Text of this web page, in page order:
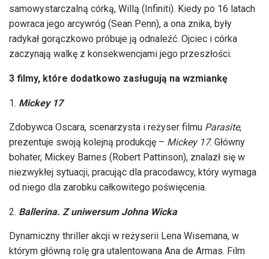
samowystarczalną córką, Willą (Infiniti). Kiedy po 16 latach
powraca jego arcywróg (Sean Penn), a ona znika, były
radykał gorączkowo próbuje ją odnaleźć. Ojciec i córka
zaczynają walkę z konsekwencjami jego przeszłości.
3 filmy, które dodatkowo zasługują na wzmiankę
Mickey 17
Zdobywca Oscara, scenarzysta i reżyser filmu Parasite,
prezentuje swoją kolejną produkcję – Mickey 17. Główny
bohater, Mickey Barnes (Robert Pattinson), znalazł się w
niezwykłej sytuacji, pracując dla pracodawcy, który wymaga
od niego dla zarobku całkowitego poświęcenia.
Ballerina. Z uniwersum Johna Wicka
Dynamiczny thriller akcji w reżyserii Lena Wisemana, w
którym główną rolę gra utalentowana Ana de Armas. Film